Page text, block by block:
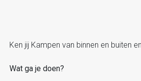
Ken jij Kampen van binnen en buiten
Wat ga je doen?